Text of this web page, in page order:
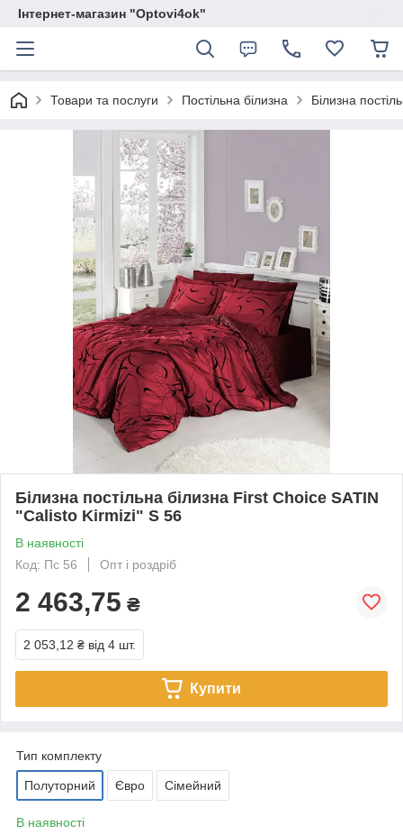
Інтернет-магазин "Optovi4ok"
Товари та послуги Постільна білизна Білизна
Білизна постільна білизна First Choice SATIN
"Calisto Kirmizi" S 56
В наявності
Код: Пс 56
Опт і роздріб
2 463,75 ₴
2 053,12 ₴ від 4 шт.
Купити
Тип комплекту
Полуторний Євро Сімейний
В наявності